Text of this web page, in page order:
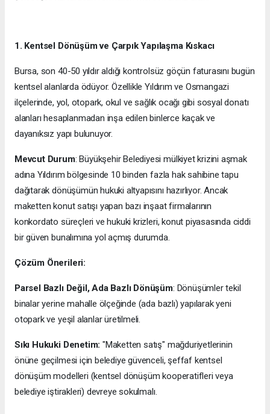
1. Kentsel Dönüşüm ve Çarpık Yapılaşma Kıskacı
Bursa, son 40-50 yıldır aldığı kontrolsüz göçün faturasını bugün
kentsel alanlarda ödüyor. Özellikle Yıldırım ve Osmangazi
ilçelerinde, yol, otopark, okul ve sağlık ocağı gibi sosyal donatı
alanları hesaplanmadan inşa edilen binlerce kaçak ve
dayanıksız yapı bulunuyor.
Mevcut Durum: Büyükşehir Belediyesi mülkiyet krizini aşmak
adına Yıldırım bölgesinde 10 binden fazla hak sahibine tapu
dağıtarak dönüşümün hukuki altyapısını hazırlıyor. Ancak
maketten konut satışı yapan bazı inşaat firmalarının
konkordato süreçleri ve hukuki krizleri, konut piyasasında ciddi
bir güven bunalımına yol açmış durumda.
Çözüm Önerileri:
Parsel Bazlı Değil, Ada Bazlı Dönüşüm: Dönüşümler tekil
binalar yerine mahalle ölçeğinde (ada bazlı) yapılarak yeni
otopark ve yeşil alanlar üretilmeli.
Sıkı Hukuki Denetim: "Maketten satış" mağduriyetlerinin
önüne geçilmesi için belediye güvenceli, şeffaf kentsel
dönüşüm modelleri (kentsel dönüşüm kooperatifleri veya
belediye iştirakleri) devreye sokulmalı.